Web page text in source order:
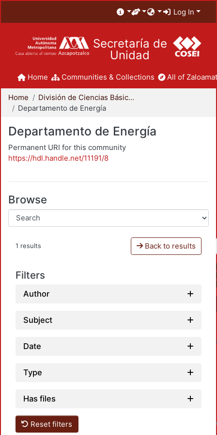
Log In
Secretaría de
Unidad
Home Communities & Collections All of
Home
División de Ciencias Básicas e Ingeniería
Departamento de Energía
Departamento de Energía
Permanent URI for this community
https://hdl.handle.net/11191/8
Browse
1 results Back to results
Filters
Author
Subject
Date
Type
Has files
Reset filters